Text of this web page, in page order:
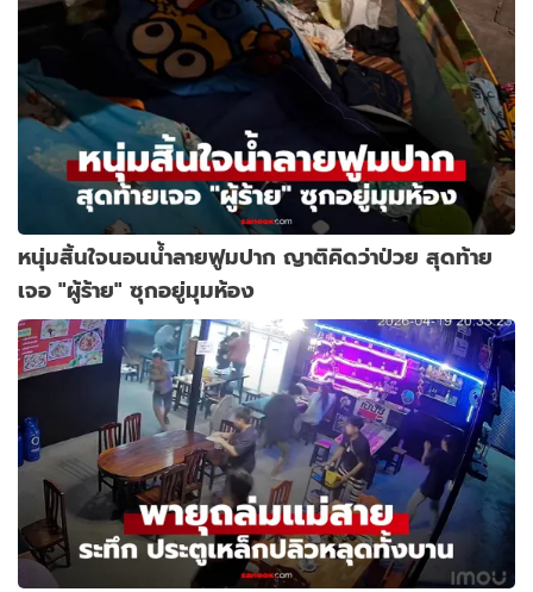
หนุ่มสิ้นใจนอนน้ำลายฟูมปาก ญาติคิดว่าป่วย สุดท้าย
เจอ "ผู้ร้าย" ซุกอยู่มุมห้อง